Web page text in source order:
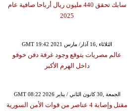
سابك تحقق 440 مليون ريال أرباحا صافية عام
2025
GMT 19:42 2021 الثلاثاء ,16 آذار/ مارس
عالم مصريات يتوقع وجود غرفة دفن خوفو
داخل الهرم الأكبر
GMT 08:22 2026 الجمعة ,30 كانون الثاني / يناير
مقتل وإصابة 4 عناصر من قوات الأمن السورية